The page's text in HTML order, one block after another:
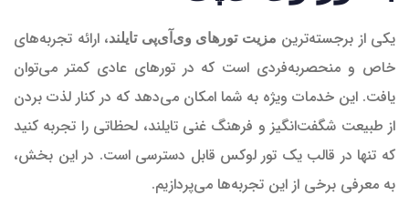
یکی از برجسته‌ترین مزیت تورهای وی‌آی‌پی تایلند، ارائه تجربه‌های
خاص و منحصر‌به‌فردی است که در تورهای عادی کمتر می‌توان
یافت. این خدمات ویژه به شما امکان می‌دهد که در کنار لذت بردن
از طبیعت شگفت‌انگیز و فرهنگ غنی تایلند، لحظاتی را تجربه کنید
که تنها در قالب یک تور لوکس قابل دسترسی است. در این بخش،
به معرفی برخی از این تجربه‌ها می‌پردازیم.